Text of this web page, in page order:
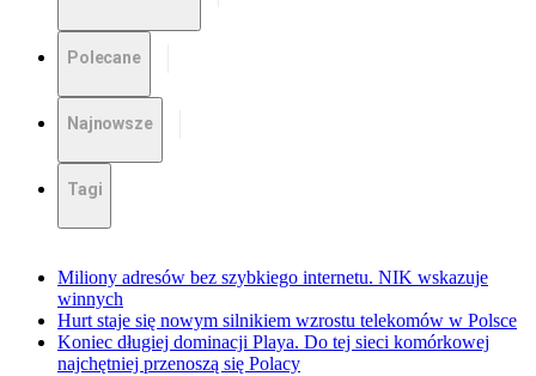
Polecane
Najnowsze
Tagi
Miliony adresów bez szybkiego internetu. NIK wskazuje
winnych
Hurt staje się nowym silnikiem wzrostu telekomów w Polsce
Koniec długiej dominacji Playa. Do tej sieci komórkowej
najchętniej przenoszą się Polacy